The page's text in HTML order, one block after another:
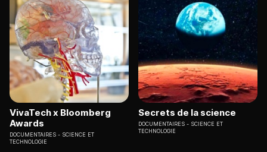
VivaTech x Bloomberg
Awards
DOCUMENTAIRES
SCIENCE ET
TECHNOLOGIE
Secrets de la science
DOCUMENTAIRES
SCIENCE ET
TECHNOLOGIE